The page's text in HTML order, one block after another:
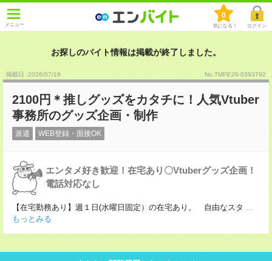
メニュー
0
気になる！ ログイン
お探しのバイト情報は掲載が終了しました。
掲載日 :2026/07/18 No.TMPE26-0393792
2100円＊推しグッズをカタチに！人気Vtuber
事務所のグッズ企画・制作
派遣 WEB登録・面接OK
エンタメ好き歓迎！在宅あり〇Vtuberグッズ企画！
電話対応なし
【在宅勤務あり】週１日(水曜日固定）の在宅あり。 自由なスタ ...
もっとみる